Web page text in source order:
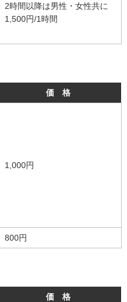
2時間以降は男性・女性共に
1,500円/1時間
価 格
1,000円
800円
価 格